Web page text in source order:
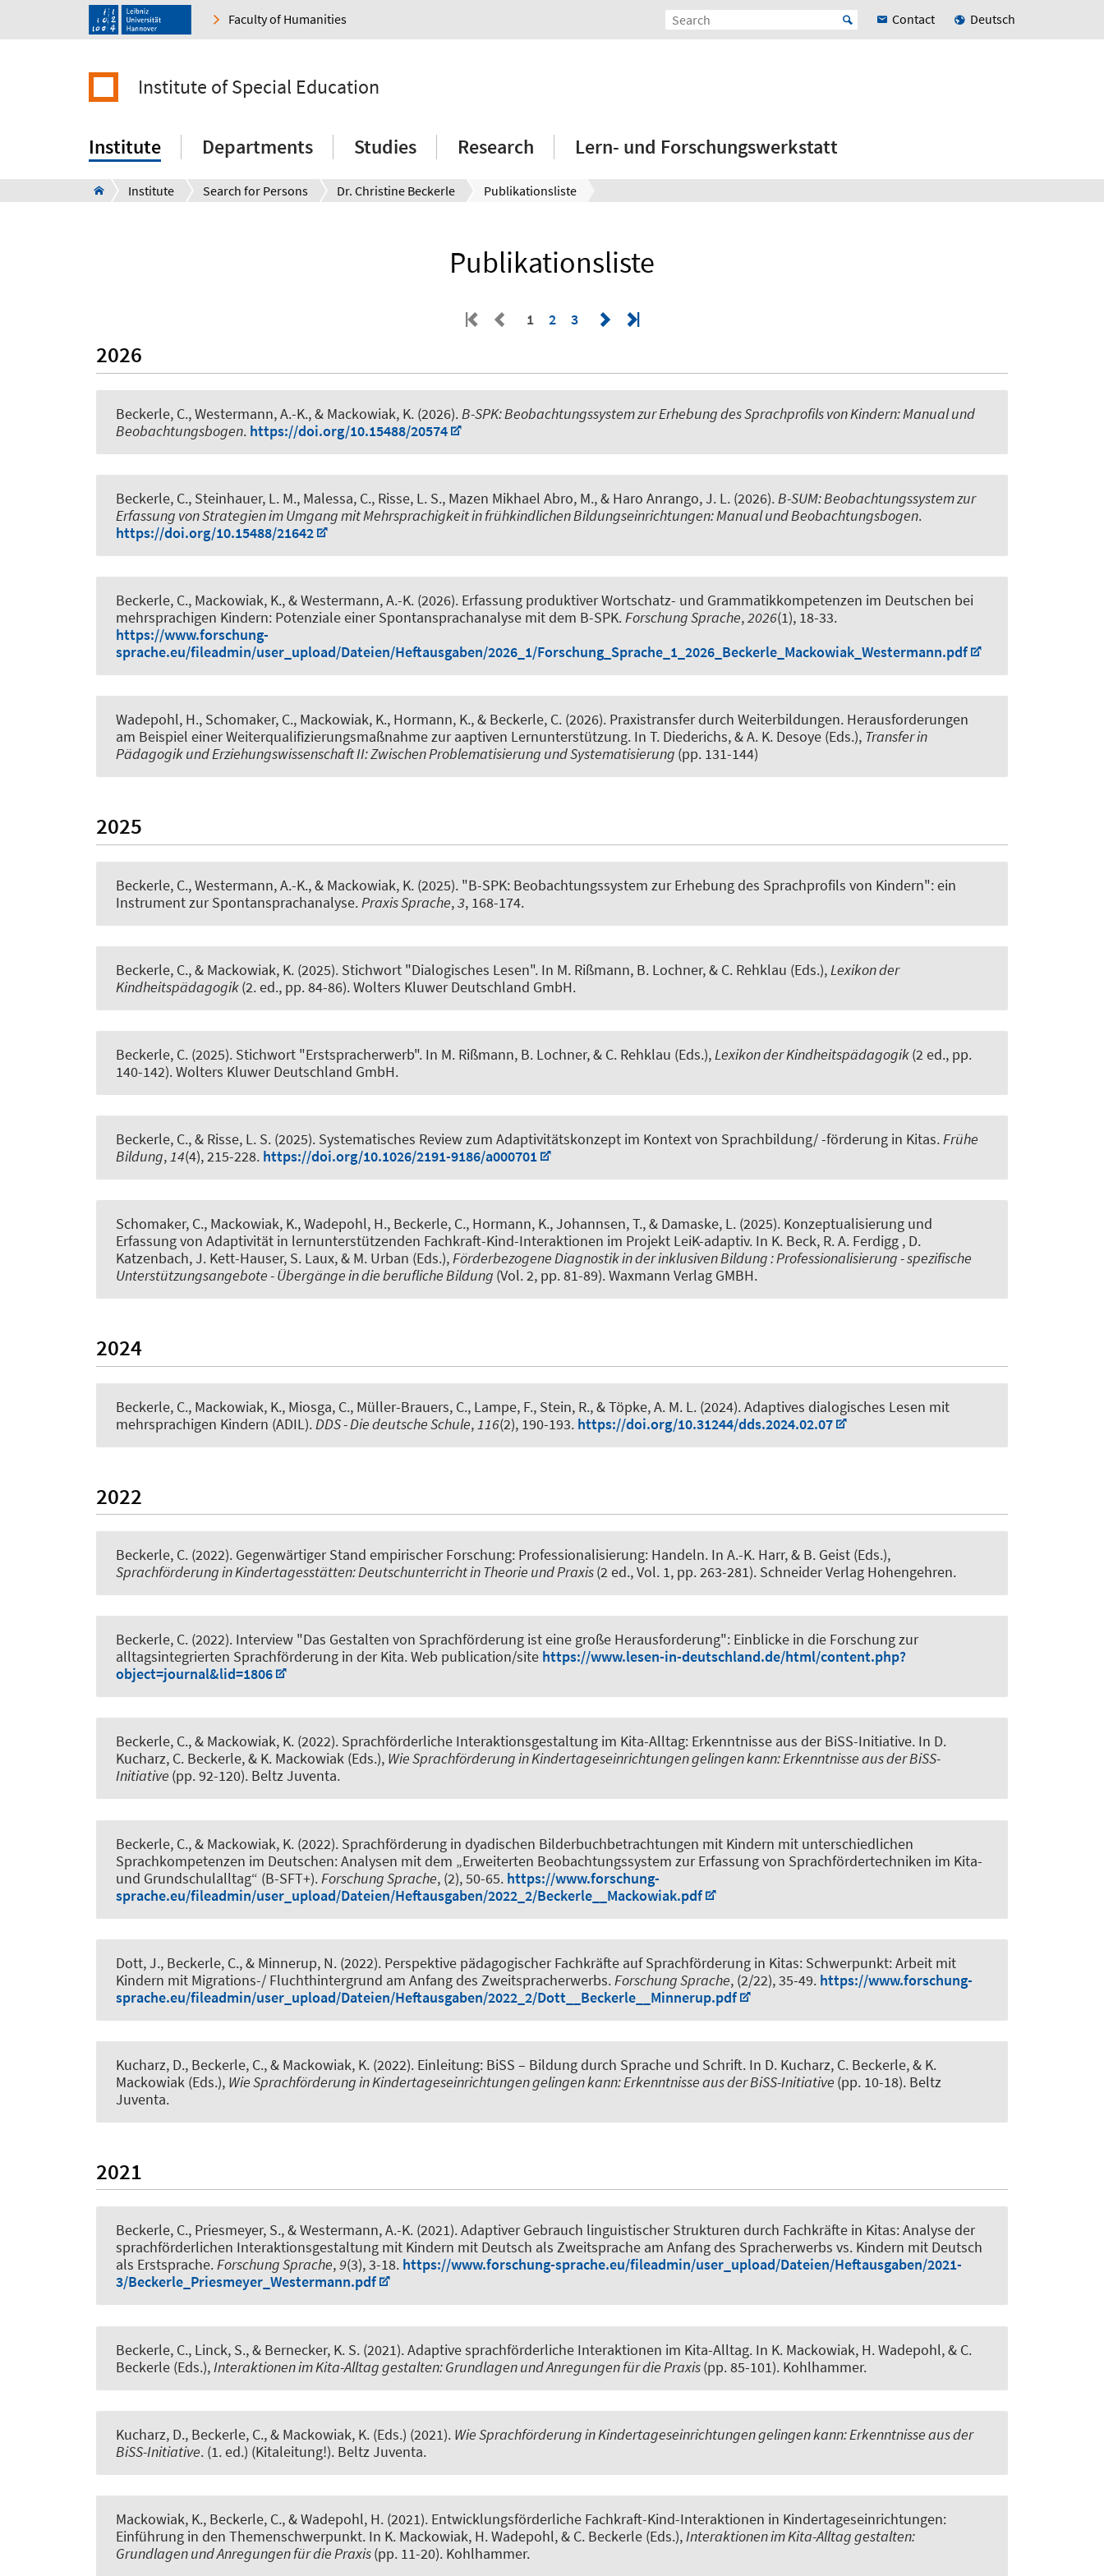
Faculty of Humanities Contact Deutsch
Institute of Special Education
Institute Departments Studies Research Lern- und Forschungswerkstatt
Institute Search for Persons Dr. Christine Beckerle Publikationsliste
Publikationsliste
1 2 3
2026
Beckerle, C., Westermann, A.-K., & Mackowiak, K. (2026). B-SPK: Beobachtungssystem zur Erhebung des Sprachprofils von Kindern: Manual und
Beobachtungsbogen. https://doi.org/10.15488/20574
Beckerle, C., Steinhauer, L. M., Malessa, C., Risse, L. S., Mazen Mikhael Abro, M., & Haro Anrango, J. L. (2026).B-SUM: Beobachtungssystem zur
Erfassung von Strategien im Umgang mit Mehrsprachigkeit in frühkindlichen Bildungseinrichtungen: Manual und Beobachtungsbogen.
https://doi.org/10.15488/21642
Beckerle, C., Mackowiak, K., & Westermann, A.-K. (2026). Erfassung produktiver Wortschatz- und Grammatikkompetenzen im Deutschen bei
mehrsprachigen Kindern: Potenziale einer Spontansprachanalyse mit dem B-SPK.Forschung Sprache,2026(1), 18-33.
https://www.forschung-
sprache.eu/fileadmin/user_upload/Dateien/Heftausgaben/2026_1/Forschung_Sprache_1_2026_Beckerle_Mackowiak_Westermann.pdf
Wadepohl, H., Schomaker, C., Mackowiak, K., Hormann, K., & Beckerle, C. (2026). Praxistransfer durch Weiterbildungen. Herausforderungen
am Beispiel einer Weiterqualifizierungsmaßnahme zur aaptiven Lernunterstützung. In T. Diederichs, & A. K. Desoye (Eds.), Transfer in
Pädagogik und Erziehungswissenschaft II: Zwischen Problematisierung und Systematisierung (pp. 131-144)
2025
Beckerle, C., Westermann, A.-K., & Mackowiak, K. (2025). "B-SPK: Beobachtungssystem zur Erhebung des Sprachprofils von Kindern": ein
Instrument zur Spontansprachanalyse. Praxis Sprache,3, 168-174.
Beckerle, C., & Mackowiak, K. (2025). Stichwort "Dialogisches Lesen". In M. Rißmann, B. Lochner, & C. Rehklau (Eds.),Lexikon der
Kindheitspädagogik(2. ed., pp. 84-86). Wolters Kluwer Deutschland GmbH.
Beckerle, C. (2025). Stichwort "Erstspracherwerb". In M. Rißmann, B. Lochner, & C. Rehklau (Eds.),Lexikon der Kindheitspädagogik(2 ed., pp.
140-142). Wolters Kluwer Deutschland GmbH.
Beckerle, C., & Risse, L. S. (2025). Systematisches Review zum Adaptivitätskonzept im Kontext von Sprachbildung/ -förderung in Kitas.Frühe
Bildung,14(4), 215-228. https://doi.org/10.1026/2191-9186/a000701
Schomaker, C., Mackowiak, K., Wadepohl, H., Beckerle, C., Hormann, K., Johannsen, T., & Damaske, L. (2025). Konzeptualisierung und
Erfassung von Adaptivität in lernunterstützenden Fachkraft-Kind-Interaktionen im Projekt LeiK-adaptiv. In K. Beck, R. A. Ferdigg , D.
Katzenbach, J. Kett-Hauser, S. Laux, & M. Urban (Eds.),Förderbezogene Diagnostik in der inklusiven Bildung : Professionalisierung - spezifische
Unterstützungsangebote - Übergänge in die berufliche Bildung (Vol. 2, pp. 81-89). Waxmann Verlag GMBH.
2024
Beckerle, C., Mackowiak, K., Miosga, C., Müller-Brauers, C., Lampe, F., Stein, R., & Töpke, A. M. L. (2024).Adaptives dialogisches Lesen mit
mehrsprachigen Kindern (ADIL).DDS - Die deutsche Schule,116(2), 190-193. https://doi.org/10.31244/dds.2024.02.07
2022
Beckerle, C. (2022). Gegenwärtiger Stand empirischer Forschung: Professionalisierung: Handeln. In A.-K. Harr, & B. Geist (Eds.),
Sprachförderung in Kindertagesstätten: Deutschunterricht in Theorie und Praxis(2 ed., Vol. 1, pp. 263-281). Schneider Verlag Hohengehren.
Beckerle, C. (2022). Interview "Das Gestalten von Sprachförderung ist eine große Herausforderung": Einblicke in die Forschung zur
alltagsintegrierten Sprachförderung in der Kita. Web publication/site https://www.lesen-in-deutschland.de/html/content.php?
object=journal&lid=1806
Beckerle, C., & Mackowiak, K. (2022). Sprachförderliche Interaktionsgestaltung im Kita-Alltag: Erkenntnisse aus der BiSS-Initiative. In D.
Kucharz, C. Beckerle, & K. Mackowiak (Eds.), Wie Sprachförderung in Kindertageseinrichtungen gelingen kann: Erkenntnisse aus der BiSS-
Initiative (pp. 92-120). Beltz Juventa.
Beckerle, C., & Mackowiak, K. (2022). Sprachförderung in dyadischen Bilderbuchbetrachtungen mit Kindern mit unterschiedlichen
Sprachkompetenzen im Deutschen: Analysen mit dem „Erweiterten Beobachtungssystem zur Erfassung von Sprachfördertechniken im Kita-
und Grundschulalltag“ (B-SFT+).Forschung Sprache, (2), 50-65. https://www.forschung-
sprache.eu/fileadmin/user_upload/Dateien/Heftausgaben/2022_2/Beckerle__Mackowiak.pdf
Dott, J., Beckerle, C., & Minnerup, N. (2022). Perspektive pädagogischer Fachkräfte auf Sprachförderung in Kitas: Schwerpunkt: Arbeit mit
Kindern mit Migrations-/ Fluchthintergrund am Anfang des Zweitspracherwerbs.Forschung Sprache, (2/22), 35-49. https://www.forschung-
sprache.eu/fileadmin/user_upload/Dateien/Heftausgaben/2022_2/Dott__Beckerle__Minnerup.pdf
Kucharz, D., Beckerle, C., & Mackowiak, K. (2022). Einleitung: BiSS – Bildung durch Sprache und Schrift. In D. Kucharz, C. Beckerle, & K.
Mackowiak (Eds.), Wie Sprachförderung in Kindertageseinrichtungen gelingen kann: Erkenntnisse aus der BiSS-Initiative (pp. 10-18). Beltz
Juventa.
2021
Beckerle, C., Priesmeyer, S., & Westermann, A.-K. (2021).Adaptiver Gebrauch linguistischer Strukturen durch Fachkräfte in Kitas: Analyse der
sprachförderlichen Interaktionsgestaltung mit Kindern mit Deutsch als Zweitsprache am Anfang des Spracherwerbs vs. Kindern mit Deutsch
als Erstsprache.Forschung Sprache,9(3), 3-18. https://www.forschung-sprache.eu/fileadmin/user_upload/Dateien/Heftausgaben/2021-
3/Beckerle_Priesmeyer_Westermann.pdf
Beckerle, C., Linck, S., & Bernecker, K. S. (2021).Adaptive sprachförderliche Interaktionen im Kita-Alltag. In K. Mackowiak, H. Wadepohl, & C.
Beckerle (Eds.), Interaktionen im Kita-Alltag gestalten: Grundlagen und Anregungen für die Praxis(pp. 85-101). Kohlhammer.
Kucharz, D., Beckerle, C., & Mackowiak, K. (Eds.) (2021). Wie Sprachförderung in Kindertageseinrichtungen gelingen kann: Erkenntnisse aus der
BiSS-Initiative. (1. ed.) (Kitaleitung!). Beltz Juventa.
Mackowiak, K., Beckerle, C., & Wadepohl, H. (2021). Entwicklungsförderliche Fachkraft-Kind-Interaktionen in Kindertageseinrichtungen:
Einführung in den Themenschwerpunkt. In K. Mackowiak, H. Wadepohl, & C. Beckerle (Eds.),Interaktionen im Kita-Alltag gestalten:
Grundlagen und Anregungen für die Praxis(pp. 11-20). Kohlhammer.